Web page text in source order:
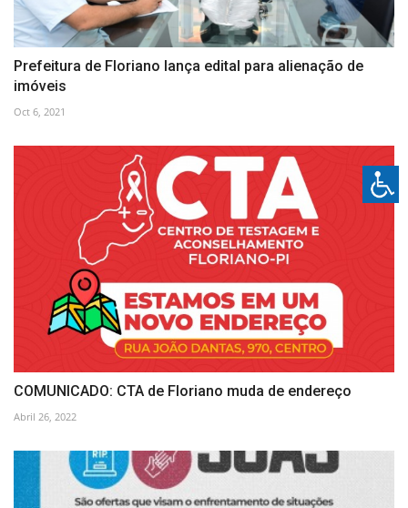
Prefeitura de Floriano lança edital para alienação de
imóveis
Oct 6, 2021
COMUNICADO: CTA de Floriano muda de endereço
Abril 26, 2022